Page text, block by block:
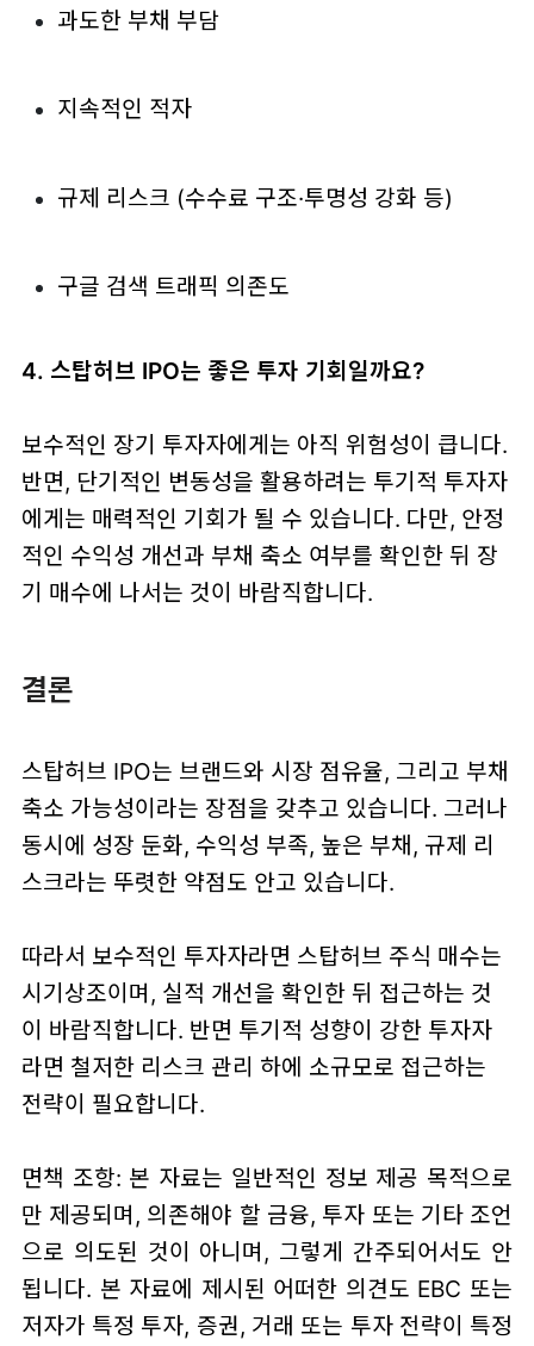
과도한 부채 부담
지속적인 적자
규제 리스크 (수수료 구조·투명성 강화 등)
구글 검색 트래픽 의존도
4. 스탑허브 IPO는 좋은 투자 기회일까요?
보수적인 장기 투자자에게는 아직 위험성이 큽니다.
반면, 단기적인 변동성을 활용하려는 투기적 투자자
에게는 매력적인 기회가 될 수 있습니다. 다만, 안정
적인 수익성 개선과 부채 축소 여부를 확인한 뒤 장
기 매수에 나서는 것이 바람직합니다.
결론
스탑허브 IPO는 브랜드와 시장 점유율, 그리고 부채
축소 가능성이라는 장점을 갖추고 있습니다. 그러나
동시에 성장 둔화, 수익성 부족, 높은 부채, 규제 리
스크라는 뚜렷한 약점도 안고 있습니다.
따라서 보수적인 투자자라면 스탑허브 주식 매수는
시기상조이며, 실적 개선을 확인한 뒤 접근하는 것
이 바람직합니다. 반면 투기적 성향이 강한 투자자
라면 철저한 리스크 관리 하에 소규모로 접근하는
전략이 필요합니다.
면책 조항: 본 자료는 일반적인 정보 제공 목적으로
만 제공되며, 의존해야 할 금융, 투자 또는 기타 조언
으로 의도된 것이 아니며, 그렇게 간주되어서도 안
됩니다. 본 자료에 제시된 어떠한 의견도 EBC 또는
저자가 특정 투자, 증권, 거래 또는 투자 전략이 특정